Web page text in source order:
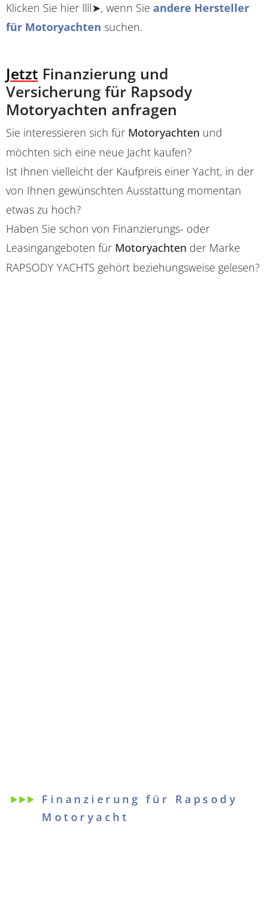
Klicken Sie hier llll➤, wenn Sie andere Hersteller
für Motoryachten suchen.
Jetzt Finanzierung und
Versicherung für Rapsody
Motoryachten anfragen
Sie interessieren sich für Motoryachten und
möchten sich eine neue Jacht kaufen?
Ist Ihnen vielleicht der Kaufpreis einer Yacht, in der
von Ihnen gewünschten Ausstattung momentan
etwas zu hoch?
Haben Sie schon von Finanzierungs- oder
Leasingangeboten für Motoryachten der Marke
RAPSODY YACHTS gehört beziehungsweise gelesen?
Finanzierung für Rapsody
Motoryacht